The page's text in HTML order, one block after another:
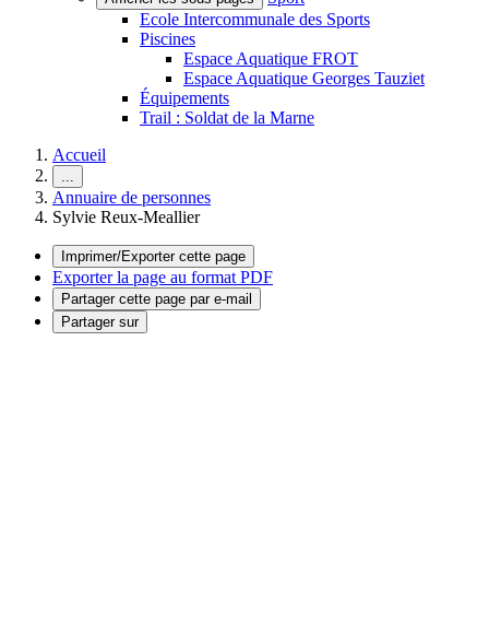
Ecole Intercommunale des Sports
Piscines
Espace Aquatique FROT
Espace Aquatique Georges Tauziet
Équipements
Trail : Soldat de la Marne
Accueil
...
Annuaire de personnes
Sylvie Reux-Meallier
Imprimer/Exporter cette page
Exporter la page au format PDF
Partager cette page par e-mail
Partager sur